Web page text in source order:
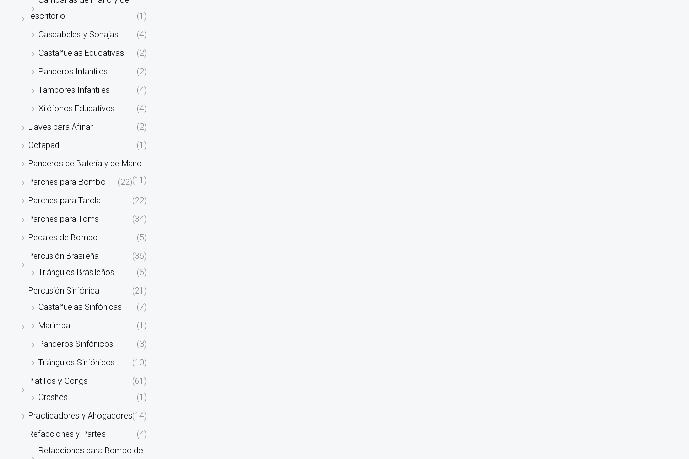
escritorio
(1)
Cascabeles y Sonajas
(4)
Castañuelas Educativas
(2)
Panderos Infantiles
(2)
Tambores Infantiles
(4)
Xilófonos Educativos
(4)
Llaves para Afinar
(2)
Octapad
(1)
Panderos de Batería y de Mano
(11)
Parches para Bombo
(22)
Parches para Tarola
(22)
Parches para Toms
(34)
Pedales de Bombo
(5)
Percusión Brasileña
(36)
Triángulos Brasileños
(6)
Percusión Sinfónica
(21)
Castañuelas Sinfónicas
(7)
Marimba
(1)
Panderos Sinfónicos
(3)
Triángulos Sinfónicos
(10)
Platillos y Gongs
(61)
Crashes
(1)
Practicadores y Ahogadores(14)
Refacciones y Partes
(4)
Refacciones para Bombo de